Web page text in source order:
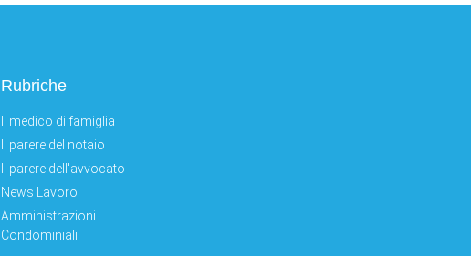
Rubriche
Il medico di famiglia
Il parere del notaio
Il parere dell'avvocato
News Lavoro
Amministrazioni
Condominiali